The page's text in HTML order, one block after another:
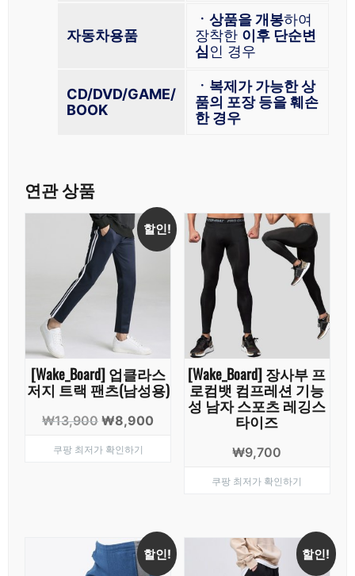
자동차용품
ㆍ상품을 개봉하여
장착한 이후 단순변
심인 경우
CD/DVD/GAME/
BOOK
ㆍ복제가 가능한 상
품의 포장 등을 훼손
한 경우
연관 상품
할인!
[Wake_Board] 업클라스
저지 트랙 팬츠(남성용)
₩13,900 원
가
₩8,900
쿠팡 최저가 확인하기
[Wake_Board] 장사부 프
로컴뱃 컴프레션 기능
성 남자 스포츠 레깅스
타이즈
₩9,700
쿠팡 최저가 확인하기
할인! 할인!